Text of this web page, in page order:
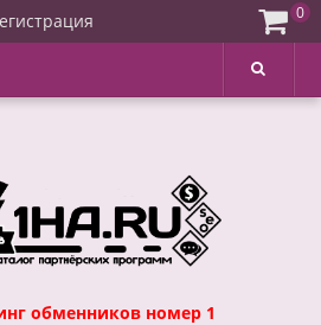
обменников номер 1
0